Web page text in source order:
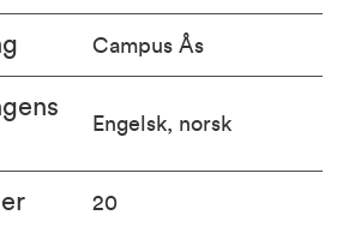
Campus Ås
Engelsk, norsk
20